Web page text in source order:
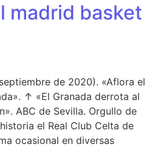
madrid basket
de 2020). «Aflora el
↑ «El Granada derrota al
ABC de Sevilla. Orgullo de
el Real Club Celta de
ocasional en diversas